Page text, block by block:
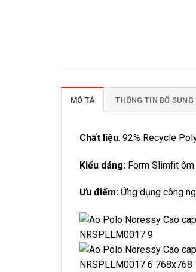
MÔ TẢ THÔNG TIN BỔ SUNG
Chất liệu: 92% Recycle
Kiểu dáng: Form Slimfit
Ưu điểm: Ứng dụng công